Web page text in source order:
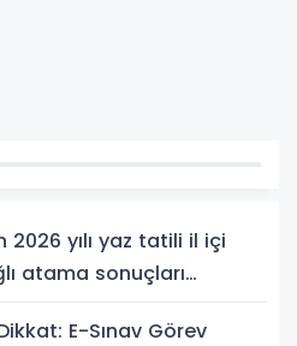
2026 yılı yaz tatili il içi
atama sonuçları
E-Sınav Görev